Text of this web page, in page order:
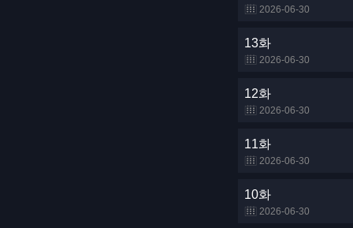
2026-06-30
13화
2026-06-30
12화
2026-06-30
11화
2026-06-30
10화
2026-06-30